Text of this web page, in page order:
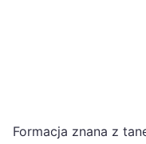
Formacja znana z